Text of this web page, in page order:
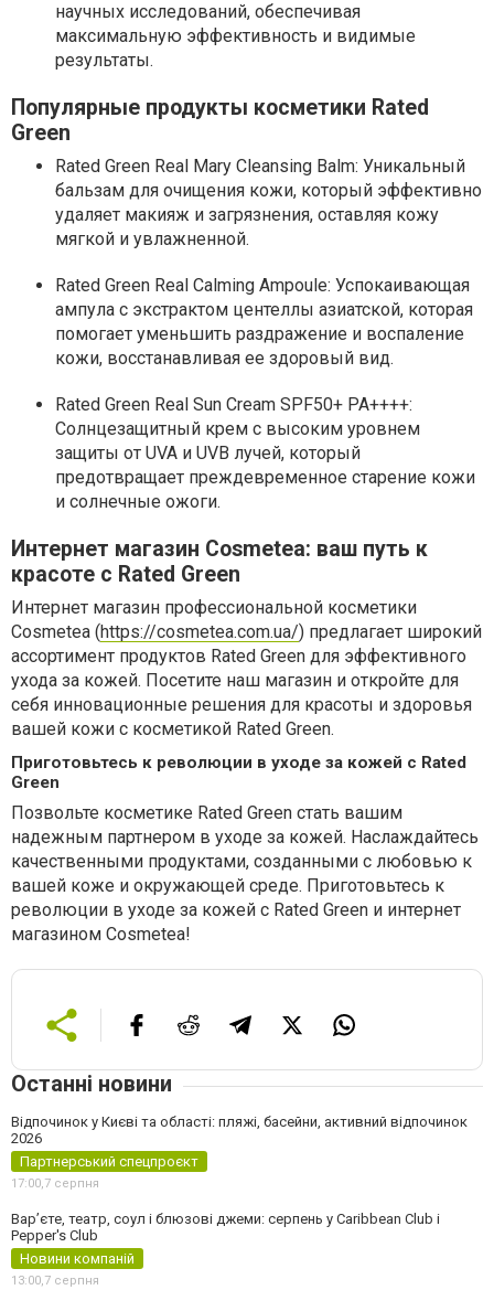
научных исследований, обеспечивая
максимальную эффективность и видимые
результаты.
Популярные продукты косметики Rated
Green
Rated Green Real Mary Cleansing Balm: Уникальный
бальзам для очищения кожи, который эффективно
удаляет макияж и загрязнения, оставляя кожу
мягкой и увлажненной.
Rated Green Real Calming Ampoule: Успокаивающая
ампула с экстрактом центеллы азиатской, которая
помогает уменьшить раздражение и воспаление
кожи, восстанавливая ее здоровый вид.
Rated Green Real Sun Cream SPF50+ PA++++:
Солнцезащитный крем с высоким уровнем
защиты от UVA и UVB лучей, который
предотвращает преждевременное старение кожи
и солнечные ожоги.
Интернет магазин Cosmetea: ваш путь к
красоте с Rated Green
Интернет магазин профессиональной косметики
Cosmetea (https://cosmetea.com.ua/) предлагает широкий
ассортимент продуктов Rated Green для эффективного
ухода за кожей. Посетите наш магазин и откройте для
себя инновационные решения для красоты и здоровья
вашей кожи с косметикой Rated Green.
Приготовьтесь к революции в уходе за кожей с Rated
Green
Позвольте косметике Rated Green стать вашим
надежным партнером в уходе за кожей. Наслаждайтесь
качественными продуктами, созданными с любовью к
вашей коже и окружающей среде. Приготовьтесь к
революции в уходе за кожей с Rated Green и интернет
магазином Cosmetea!
Останні новини
Відпочинок у Києві та області: пляжі, басейни, активний відпочинок
2026
Партнерський спецпроєкт
17:00,7 серпня
Вар’єте, театр, соул і блюзові джеми: серпень у Caribbean Club і
Pepper's Club
Новини компаній
13:00,7 серпня